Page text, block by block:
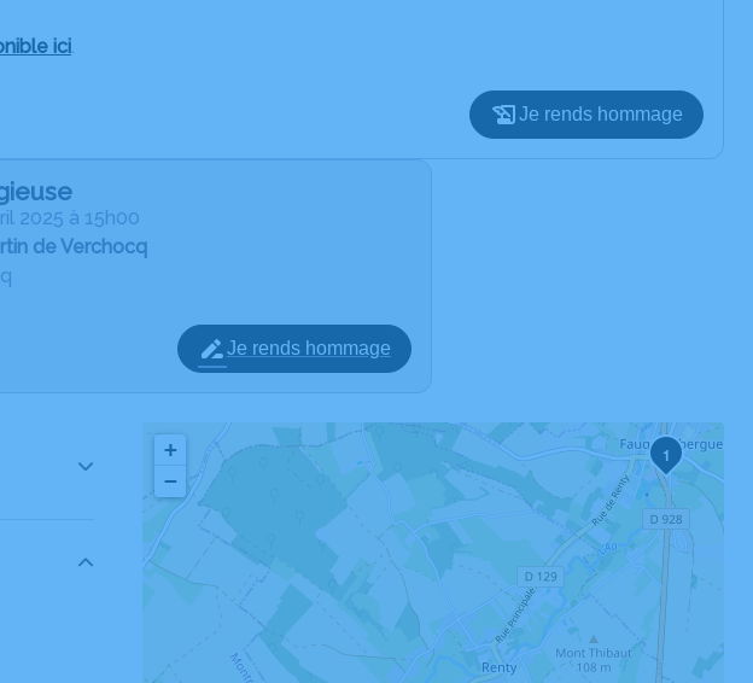
ici.
Je rends hommage
2025 à 15h00
de Verchocq
Je rends hommage
1
+
−